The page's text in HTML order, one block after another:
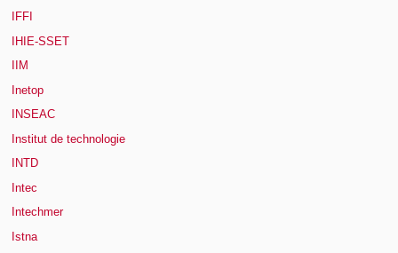
IFFI
IHIE-SSET
IIM
Inetop
INSEAC
Institut de technologie
INTD
Intec
Intechmer
Istna